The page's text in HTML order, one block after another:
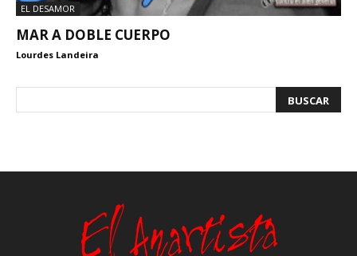
EL DESAMOR
MAR A DOBLE CUERPO
Lourdes Landeira